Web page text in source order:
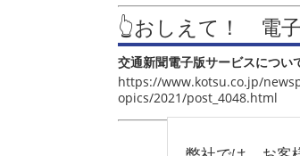
👆おしえて！ 電
交通新聞電子版サービスについ
https://www.kotsu.co.jp/
opics/2021/post_4048.html